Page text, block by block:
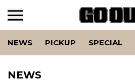
NEWS PICKUP SPECIAL
NEWS